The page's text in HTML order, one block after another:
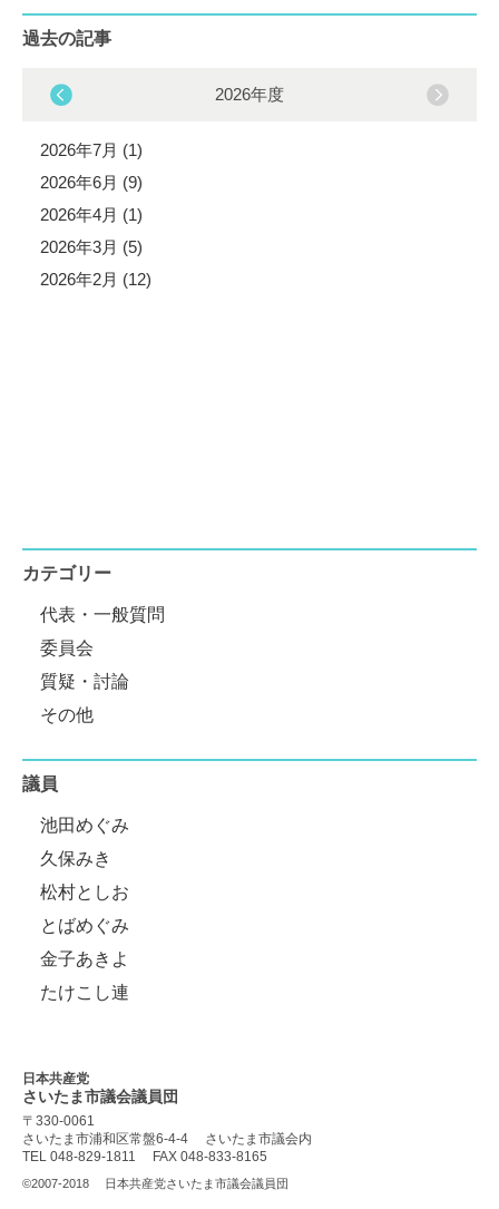
過去の記事
2026年度
2026年7月 (1)
2026年6月 (9)
2026年4月 (1)
2026年3月 (5)
2026年2月 (12)
カテゴリー
代表・一般質問
委員会
質疑・討論
その他
議員
池田めぐみ
久保みき
松村としお
とばめぐみ
金子あきよ
たけこし連
日本共産党
さいたま市議会議員団
〒330-0061
さいたま市浦和区常盤6-4-4
さいたま市議会内
TEL 048-829-1811
FAX 048-833-8165
©2007-2018 日本共産党さいたま市議会議員団